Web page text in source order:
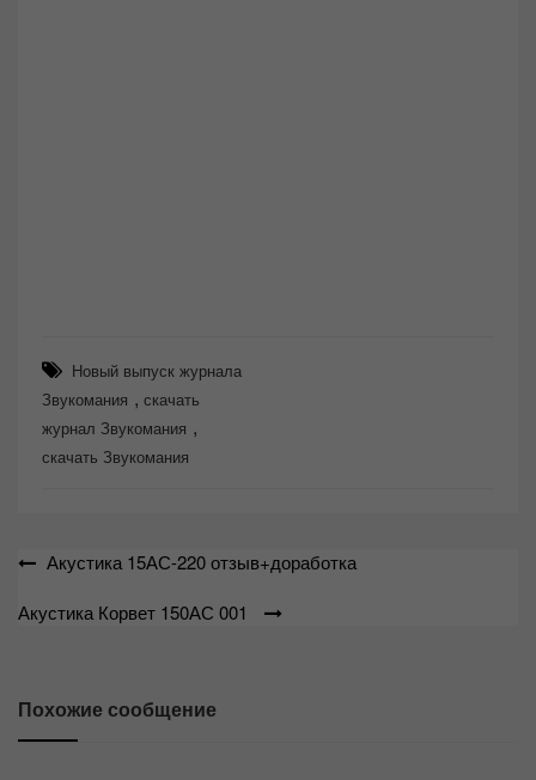
Новый выпуск журнала
Звукомания , скачать
журнал Звукомания ,
скачать Звукомания
Навигация
записям
Акустика 15АС-220 отзыв+доработка
Акустика Корвет 150АС 001
Похожие сообщение